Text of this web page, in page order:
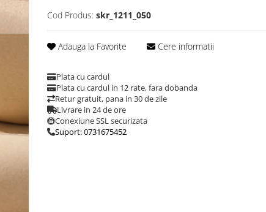
Cod Produs: skr_1211_050
Adauga la Favorite Cere informatii
Plata cu cardul
Plata cu cardul in 12 rate, fara dobanda
Retur gratuit, pana in 30 de zile
Livrare in 24 de ore
Conexiune SSL securizata
Suport: 0731675452